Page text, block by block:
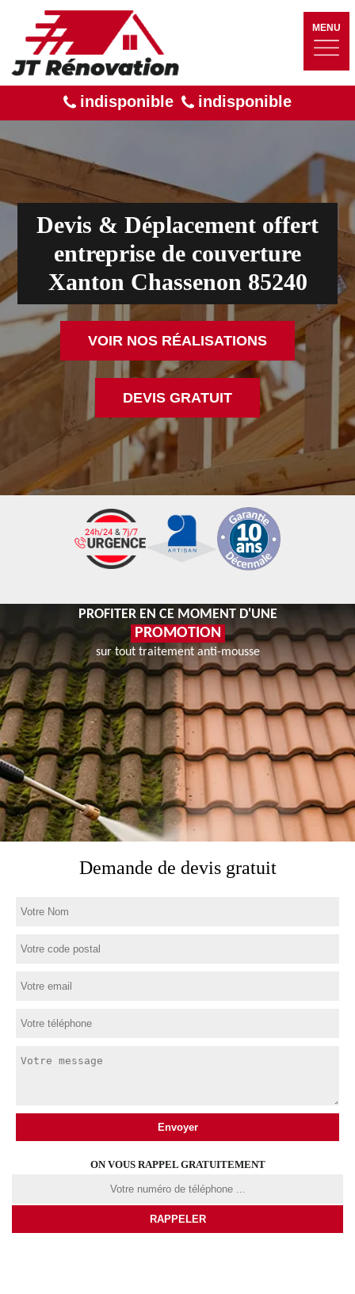
MENU
indisponible indisponible
Devis & Déplacement offert
entreprise de couverture
Xanton Chassenon 85240
VOIR NOS RÉALISATIONS
DEVIS GRATUIT
PROFITER EN CE MOMENT D'UNE
PROMOTION
sur tout traitement anti-mousse
Demande de devis gratuit
ON VOUS RAPPEL GRATUITEMENT